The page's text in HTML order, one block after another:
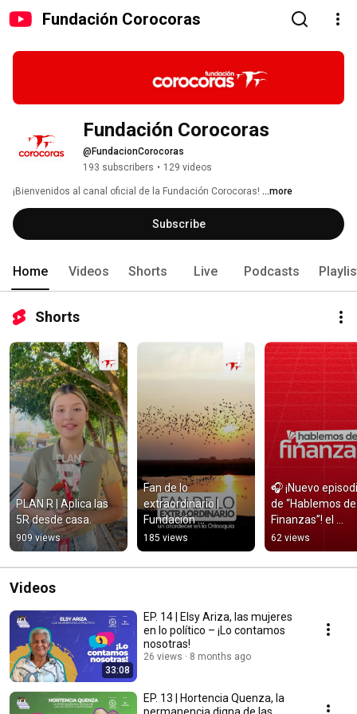
Fundación Corocoras
Fundación Corocoras
@FundacionCorocoras
193 subscribers • 129 videos
¡Bienvenidos al canal oficial de la Fundación Corocoras! ...more
Subscribe
Home Videos Shorts Live Podcasts
Shorts
PLAN R | Aplica las
5R desde casa.
909 views
Fan de lo
extraordinario |
Fundación
Corocoras
185 views
🎧 ¡Nuevo
de “Hablemos de
Finanzas”! el
pódcast de la
Fundación
Corocoras 💰✨
62 views
Videos
33:08
EP. 14 | Elsy Ariza, las mujeres
en lo político – ¡Lo contamos
nosotras!
26 views 8 months ago
EP. 13 | Hortencia Quenza, la